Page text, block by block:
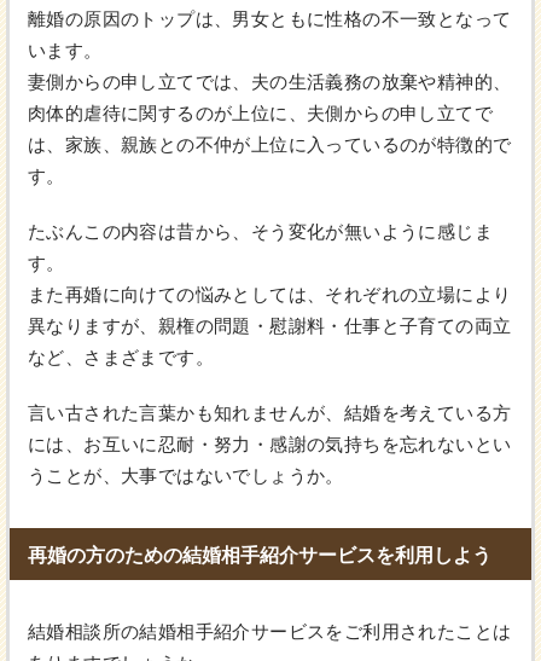
離婚の原因のトップは、男女ともに性格の不一致となって
います。
妻側からの申し立てでは、夫の生活義務の放棄や精神的、
肉体的虐待に関するのが上位に、夫側からの申し立てで
は、家族、親族との不仲が上位に入っているのが特徴的で
す。
たぶんこの内容は昔から、そう変化が無いように感じま
す。
また再婚に向けての悩みとしては、それぞれの立場により
異なりますが、親権の問題・慰謝料・仕事と子育ての両立
など、さまざまです。
言い古された言葉かも知れませんが、結婚を考えている方
には、お互いに忍耐・努力・感謝の気持ちを忘れないとい
うことが、大事ではないでしょうか。
再婚の方のための結婚相手紹介サービスを利用しよう
結婚相談所の結婚相手紹介サービスをご利用されたことは